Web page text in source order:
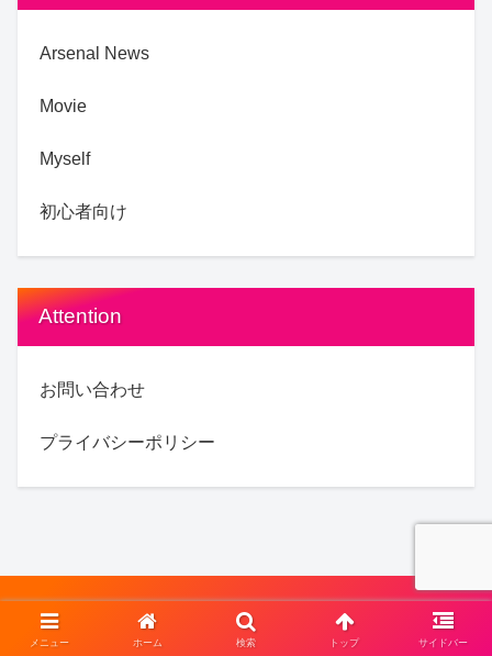
Arsenal News
Movie
Myself
初心者向け
Attention
お問い合わせ
プライバシーポリシー
© 2022 .
メニュー ホーム 検索 トップ サイドバー